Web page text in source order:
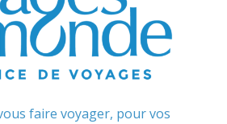
faire voyager, pour vos